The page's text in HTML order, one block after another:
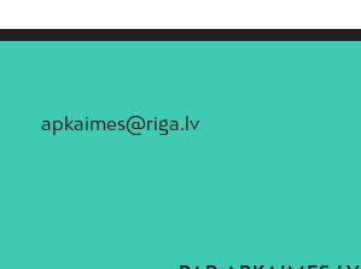
apkaimes@riga.lv